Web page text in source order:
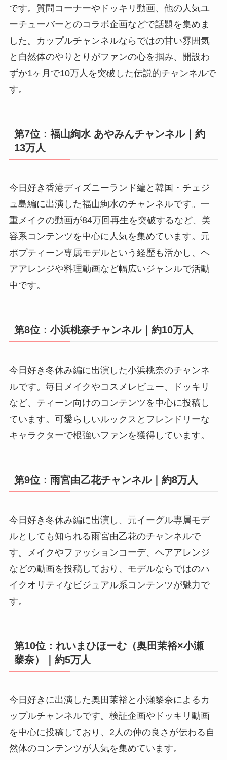
です。質問コーナーやドッキリ動画、他の人気ユ
ーチューバーとのコラボ企画などで話題を集めま
した。カップルチャンネルならではの甘い雰囲気
と自然体のやりとりがファンの心を掴み、開設わ
ずか1ヶ月で10万人を突破した伝説的チャンネルで
す。
第7位：福山絢水 あやみんチャンネル｜約
13万人
今日好き香港ディズニーランド編と韓国・チェジ
ュ島編に出演した福山絢水のチャンネルです。一
重メイクの動画が84万回再生を突破するなど、美
容系コンテンツを中心に人気を集めています。元
ポプティーン専属モデルという経歴も活かし、ヘ
アアレンジや料理動画など幅広いジャンルで活動
中です。
第8位：小浜桃奈チャンネル｜約10万人
今日好き冬休み編に出演した小浜桃奈のチャンネ
ルです。毎日メイクやコスメレビュー、ドッキリ
など、ティーン向けのコンテンツを中心に投稿し
ています。可愛らしいルックスとフレンドリーな
キャラクターで根強いファンを獲得しています。
第9位：雨宮由乙花チャンネル｜約8万人
今日好き冬休み編に出演し、元イーグル専属モデ
ルとしても知られる雨宮由乙花のチャンネルで
す。メイクやファッションコーデ、ヘアアレンジ
などの動画を投稿しており、モデルならではのハ
イクオリティなビジュアル系コンテンツが魅力で
す。
第10位：れいまひほーむ（奥田茉裕×小瀬
黎奈）｜約5万人
今日好きに出演した奥田茉裕と小瀬黎奈によるカ
ップルチャンネルです。検証企画やドッキリ動画
を中心に投稿しており、2人の仲の良さが伝わる自
然体のコンテンツが人気を集めています。